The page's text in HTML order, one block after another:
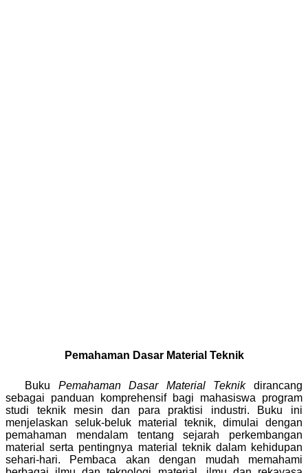
Pemahaman Dasar Material Teknik
Buku Pemahaman Dasar Material Teknikdirancang
sebagai panduan komprehensif bagi mahasiswa program
studi teknik mesin dan para praktisi industri. Buku ini
menjelaskan seluk-beluk material teknik, dimulai dengan
pemahaman mendalam tentang sejarah perkembangan
material serta pentingnya material teknik dalam kehidupan
sehari-hari. Pembaca akan dengan mudah memahami